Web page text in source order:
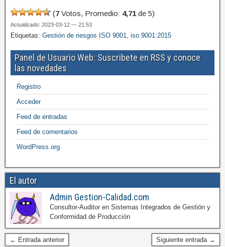
(7 Votos, Promedio: 4,71 de 5)
Actualizado: 2023-03-12 — 21:53
Etiquetas: Gestión de riesgos ISO 9001, iso 9001:2015
Panel de Usuario Web: Suscribete en RSS y conoce
las novedades
Registro
Acceder
Feed de entradas
Feed de comentarios
WordPress.org
El autor
Admin Gestion-Calidad.com
Consultor-Auditor en Sistemas Integrados de Gestión y
Conformidad de Producción
← Entrada anterior Siguiente entrada →